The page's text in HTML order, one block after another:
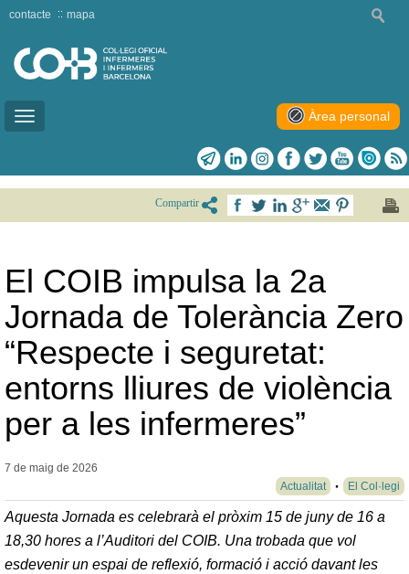
Toggle
contacte mapa
Àrea personal
Compartir
El COIB impulsa la 2a
Jornada de Tolerància Zero
“Respecte i seguretat:
entorns lliures de violència
per a les infermeres”
7 de maig de 2026
Actualitat
El Col·legi
Aquesta Jornada es celebrarà el pròxim 15 de juny de 16 a
18,30 hores a l’Auditori del COIB. Una trobada que vol
esdevenir un espai de reflexió, formació i acció davant les